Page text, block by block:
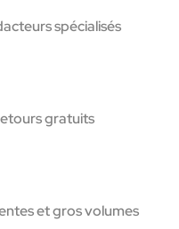
spécialisés
gratuits
et gros volumes